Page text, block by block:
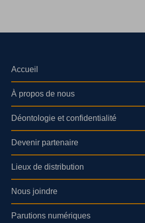
Accueil
À propos de nous
Déontologie et confidentialité
Devenir partenaire
Lieux de distribution
Nous joindre
Parutions numériques